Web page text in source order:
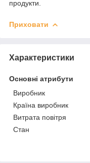
продукти.
Приховати
Характеристики
Основні атрибути
Виробник
Країна виробник
Витрата повітря
Стан